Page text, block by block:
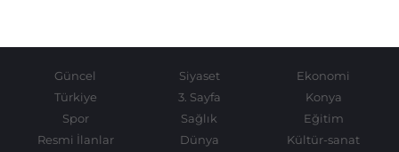
Güncel Siyaset
Ekonomi
Türkiye
3. Sayfa
Konya
Spor
Sağlık
Eğitim
Resmi İlanlar
Dünya
Kültür-sanat